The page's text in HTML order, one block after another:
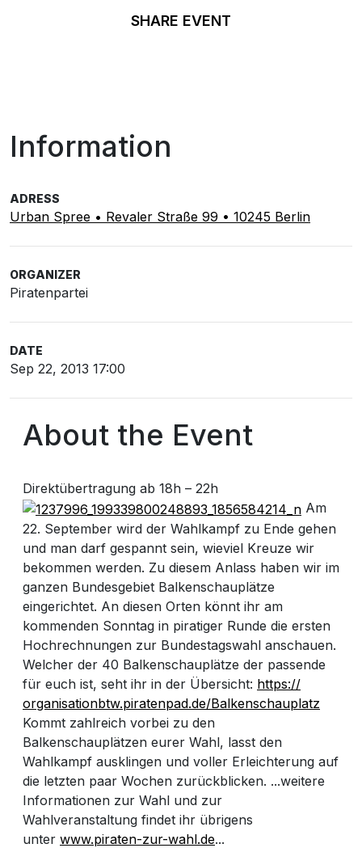
SHARE EVENT
Information
ADRESS
Urban Spree • Revaler Straße 99 • 10245 Berlin
ORGANIZER
Piratenpartei
DATE
Sep 22, 2013 17:00
About the Event
Direktübertragung ab 18h – 22h
Am
22. September wird der Wahlkampf zu Ende gehen
und man darf gespannt sein, wieviel Kreuze wir
bekommen werden. Zu diesem Anlass haben wir im
ganzen Bundesgebiet Balkenschauplätze
eingerichtet. An diesen Orten könnt ihr am
kommenden Sonntag in piratiger Runde die ersten
Hochrechnungen zur Bundestagswahl anschauen.
Welcher der 40 Balkenschauplätze der passende
für euch ist, seht ihr in der Übersicht: https://
organisationbtw.piratenpad.de/Balkenschauplatz
Kommt zahlreich vorbei zu den
Balkenschauplätzen eurer Wahl, lasst den
Wahlkampf ausklingen und voller Erleichterung auf
die letzten paar Wochen zurückblicken. ...weitere
Informationen zur Wahl und zur
Wahlveranstaltung findet ihr übrigens
unter www.piraten-zur-wahl.de...